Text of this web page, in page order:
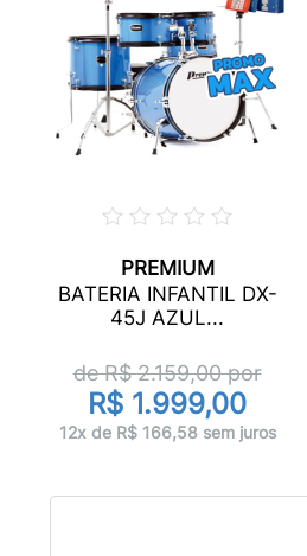
PREMIUM
BATERIA INFANTIL DX-
45J AZUL...
de R$2.159,00por
R$ 1.999,00
12x de R$ 166,58 sem juros